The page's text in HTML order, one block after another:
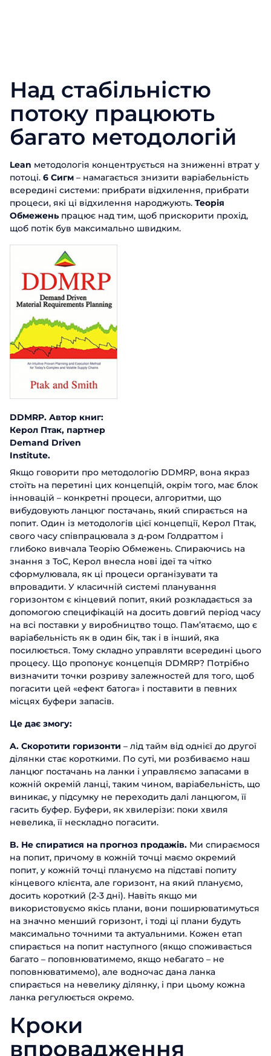
Над стабільністю
потоку працюють
багато методологій
Lean методологія концентрується на зниженні втрат у
потоці. 6 Cигм – намагається знизити варіабельність
всередині системи: прибрати відхилення, прибрати
процеси, які ці відхилення народжують. Теорія
Обмеженьпрацює над тим, щоб прискорити прохід,
щоб потік був максимально швидким.
DDMRP. Автор книг:
Керол Птак, партнер
Demand Driven
Institute.
Якщо говорити про методологію DDMRP, вона якраз
стоїть на перетині цих концепцій, окрім того, має блок
інновацій – конкретні процеси, алгоритми, що
вибудовують ланцюг постачань, який спирається на
попит. Один із методологів цієї концепції, Керол Птак,
свого часу співпрацювала з д-ром Голдраттом і
глибоко вивчала Теорію Обмежень. Спираючись на
знання з ТоС, Керол внесла нові ідеї та чітко
сформулювала, як ці процеси організувати та
впровадити. У класичній системі планування
горизонтом є кінцевий попит, який розкладається за
допомогою специфікацій на досить довгий період часу
на всі поставки у виробництво тощо. Пам’ятаємо, що є
варіабельність як в один бік, так і в інший, яка
посилюється. Тому складно управляти всередині цього
процесу. Що пропонує концепція DDMRP? Потрібно
визначити точки розриву залежностей для того, щоб
погасити цей «ефект батога» і поставити в певних
місцях буфери запасів.
Це дає змогу:
A. Скоротити горизонти – лід тайм від однієї до другої
ділянки стає короткими. По суті, ми розбиваємо наш
ланцюг постачань на ланки і управляємо запасами в
кожній окремій ланці, таким чином, варіабельність, що
виникає, у підсумку не переходить далі ланцюгом, її
гасить буфер. Буфери, як хвилерізи: поки хвиля
невелика, її нескладно погасити.
B. Не спиратися на прогноз продажів. Ми спираємося
на попит, причому в кожній точці маємо окремий
попит, у кожній точці плануємо на підставі попиту
кінцевого клієнта, але горизонт, на який плануємо,
досить короткий (2-3 дні). Навіть якщо ми
використовуємо якісь плани, вони поширюватимуться
на значно менший горизонт, і тоді ці плани будуть
максимально точними та актуальними. Кожен етап
спирається на попит наступного (якщо споживається
багато – поповнюватимемо, якщо небагато – не
поповнюватимемо), але водночас дана ланка
спирається на невелику ділянку, і при цьому кожна
ланка регулюється окремо.
Кроки
впровадження
Замовити
презентацію
Заповніть форму, щоб дізнатися
більше про продукти ABM Cloud
Прізвище
Email
Дякуємо за звернення.
Ми цінуємо, що ви зацікавились саме
співробітників зв'яжеться з вами
Замовити дзвінок
Поспілкуйтесь з нашим експертом
вже сьогодні
Ім'я
Телефон
Дякуємо за звернення.
нашими продуктами. Один з наших
співробітників зв'яжеться з вами
найближчим часом. Гарного дня!
Дякуємо за звернення.
нашими продуктами. Один з наших
співробітників зв'яжеться з вами
найближчим часом. Гарного дня!